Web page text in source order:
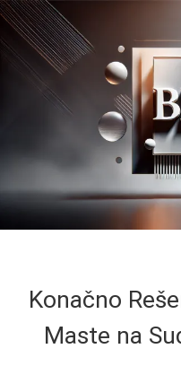
Konačno
Maste na